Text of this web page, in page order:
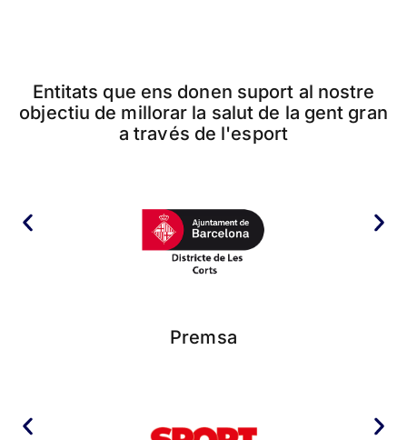
Entitats que ens donen suport al nostre
objectiu de millorar la salut de la gent gran
a través de l'esport
Premsa